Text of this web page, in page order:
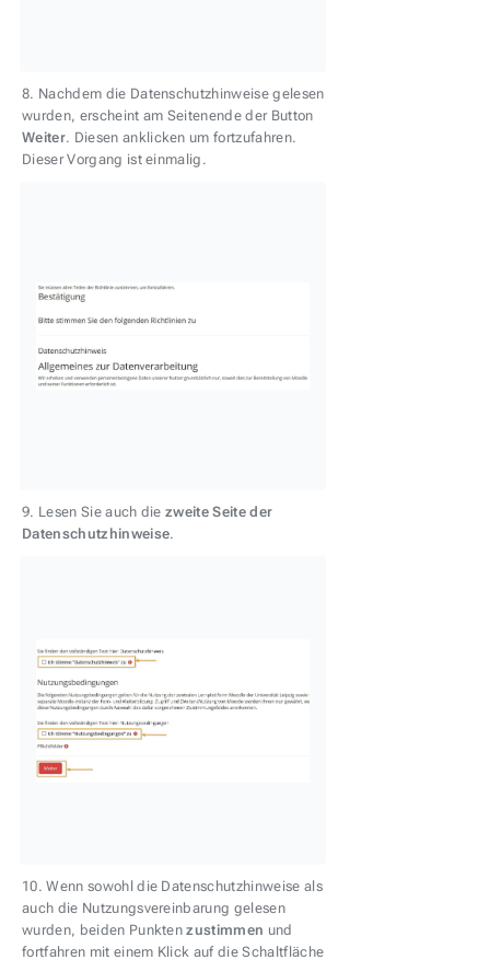
8. Nachdem die Datenschutzhinweise gelesen
wurden, erscheint am Seitenende der Button
Weiter. Diesen anklicken um fortzufahren.
Dieser Vorgang ist einmalig.
9. Lesen Sie auch diezweite Seite der
Datenschutzhinweise.
10. Wenn sowohl die Datenschutzhinweise als
auch die Nutzungsvereinbarung gelesen
wurden, beiden Punktenzustimmen und
fortfahren mit einem Klick auf die Schaltfläche